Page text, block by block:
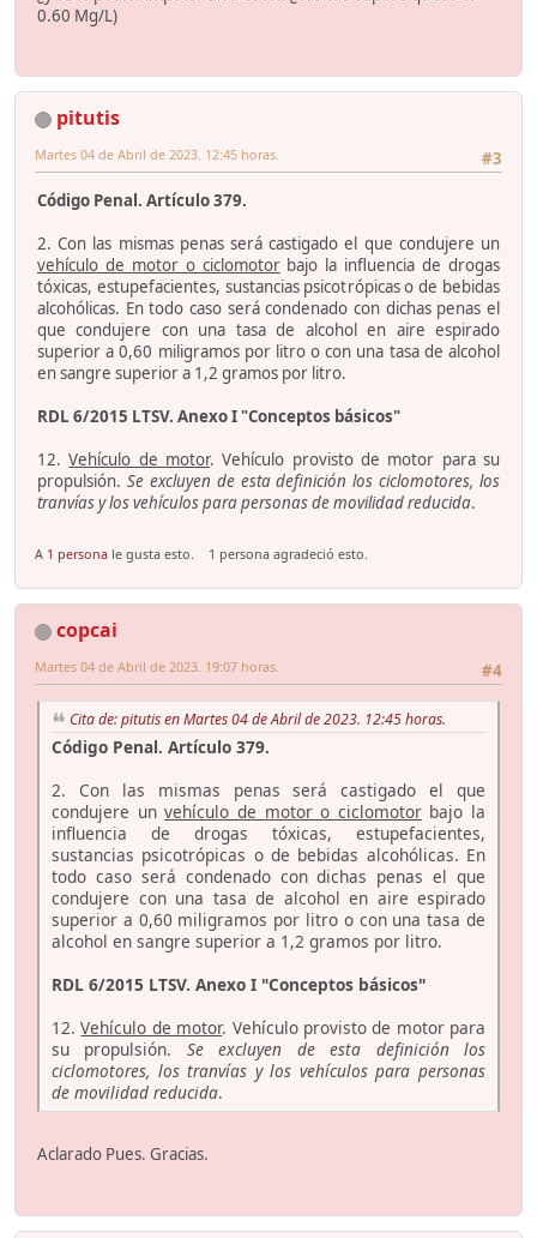
0.60 Mg/L)
pitutis
#3
Martes 04 de Abril de 2023. 12:45 horas.
Código Penal. Artículo 379.
2. Con las mismas penas será castigado el que condujere un
vehículo de motor o ciclomotorbajo la influencia de drogas
tóxicas, estupefacientes, sustancias psicotrópicas o de bebidas
alcohólicas. En todo caso será condenado con dichas penas el
que condujere con una tasa de alcohol en aire espirado
superior a 0,60 miligramos por litro o con una tasa de alcohol
en sangre superior a 1,2 gramos por litro.
RDL 6/2015 LTSV. Anexo I "Conceptos básicos"
12.Vehículo de motor. Vehículo provisto de motor para su
propulsión. Se excluyen de esta definición los ciclomotores, los
tranvías y los vehículos para personas de movilidad reducida.
A 1 persona le gusta esto. 1 persona agradeció esto.
copcai
#4
Martes 04 de Abril de 2023. 19:07 horas.
Cita de: pitutis en Martes 04 de Abril de 2023. 12:45 horas.
Código Penal. Artículo 379.
2. Con las mismas penas será castigado el que
condujere unvehículo de motor o ciclomotorbajo la
influencia de drogas tóxicas, estupefacientes,
sustancias psicotrópicas o de bebidas alcohólicas. En
todo caso será condenado con dichas penas el que
condujere con una tasa de alcohol en aire espirado
superior a 0,60 miligramos por litro o con una tasa de
alcohol en sangre superior a 1,2 gramos por litro.
RDL 6/2015 LTSV. Anexo I "Conceptos básicos"
12.Vehículo de motor. Vehículo provisto de motor para
su propulsión. Se excluyen de esta definición los
ciclomotores, los tranvías y los vehículos para personas
de movilidad reducida.
Aclarado Pues. Gracias.